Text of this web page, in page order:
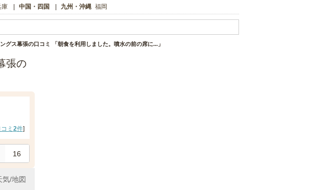
庫 中国・四国 九州・沖縄 福岡
グス幕張の口コミ 「朝食を利用しました。噴水の前の席に...」
張の
ミ 2件]
16
気/地図